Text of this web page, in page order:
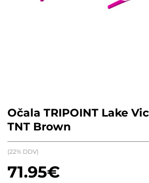
Očala TRIPOINT Lake
TNT Brown
71.95€
(22% DDV)